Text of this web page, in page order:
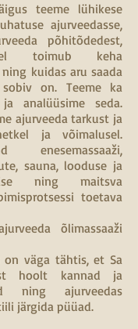
teeme lühikese
ajurveedasse,
põhitõdedest,
toimub keha
kuidas aru saada
on. Teeme ka
analüüsime seda.
ajurveeda tarkust ja
ja võimalusel.
enesemassaaži,
sauna, looduse ja
ning maitsva
toetava
õlimassaaži
on väga tähtis, et Sa
hoolt kannad ja
ning ajurveedas
järgida püüad.